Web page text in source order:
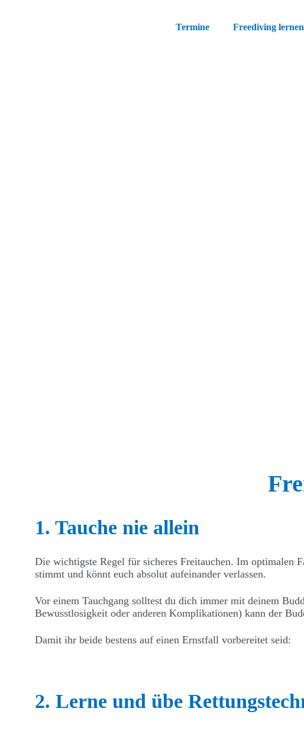
Termine Freediving lernen
1. Tauche nie allein
Die wichtigste Regel für sicheres Freitauchen. Im optimalen
stimmt und könnt euch absolut aufeinander verlassen.
Vor einem Tauchgang solltest du dich immer mit deinem
Bewusstlosigkeit oder anderen Komplikationen) kann der
Damit ihr beide bestens auf einen Ernstfall vorbereitet seid:
2. Lerne und übe